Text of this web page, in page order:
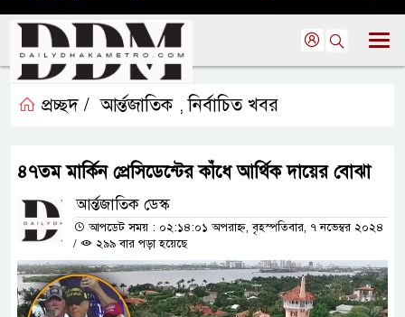
প্রচ্ছদ / আর্ন্তজাতিক ,নির্বাচিত খবর
৪৭তম মার্কিন প্রেসিডেন্টের কাঁধে আর্থিক দায়ের বোঝা
আর্ন্তজাতিক ডেস্ক
আপডেট সময় : ০২:১৪:০১ অপরাহ্ন, বৃহস্পতিবার, ৭ নভেম্বর ২০২৪
/
২৯৯ বার পড়া হয়েছে